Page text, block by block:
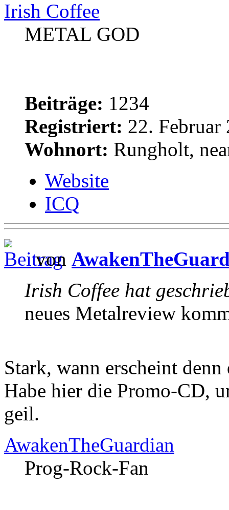
Irish Coffee
METAL GOD
Beiträge: 1234
Registriert: 22. Februar
Wohnort: Rungholt,
Website
ICQ
von
Irish Coffee hat
neues Metalreview
Stark, wann erscheint
Habe hier die Promo-CD,
geil.
AwakenTheGuardian
Prog-Rock-Fan